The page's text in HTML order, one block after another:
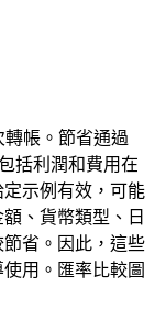
帳。節省通過
括利潤和費用在
示例有效，可能
、貨幣類型、日
省。因此，這些
用。匯率比較圖